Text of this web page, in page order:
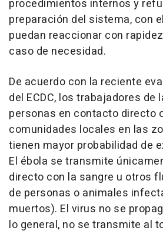
procedimientos internos y
preparación del sistema, con
puedan reaccionar con
caso de necesidad.
De acuerdo con la reciente
del ECDC, los trabajadores de
personas en contacto directo
comunidades locales en las
tienen mayor probabilidad de
El ébola se transmite
directo con la sangre u otros
de personas o animales
muertos). El virus no se
lo general, no se transmite al